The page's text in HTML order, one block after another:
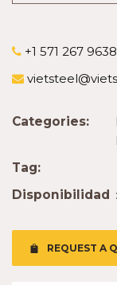
REQUEST A
+1 571 267
Categories:
Tag:
Disponibilidad :